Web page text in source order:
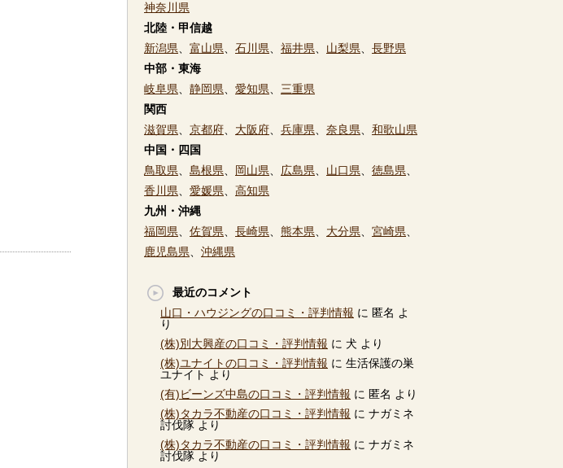
神奈川県
北陸・甲信越
新潟県
富山県 石川県 福井県 山梨県
長野県
中部・東海
岐阜県
静岡県 愛知県
三重県
関西
滋賀県
京都府 大阪府 兵庫県 奈良県
和歌山県
中国・四国
鳥取県
島根県 岡山県 広島県 山口県 徳島県
香川県
愛媛県
高知県
九州・沖縄
福岡県
佐賀県 長崎県 熊本県 大分県 宮崎県
鹿児島県
沖縄県
最近のコメント
山口・ハウジングの口コミ・評判情報 に 匿名 よ
り
(株)別大興産の口コミ・評判情報 に 犬 より
(株)ユナイトの口コミ・評判情報 に 生活保護の巣
ユナイト より
(有)ビーンズ中島の口コミ・評判情報 に 匿名 より
(株)タカラ不動産の口コミ・評判情報 に ナガミネ
討伐隊 より
(株)タカラ不動産の口コミ・評判情報 に ナガミネ
討伐隊 より